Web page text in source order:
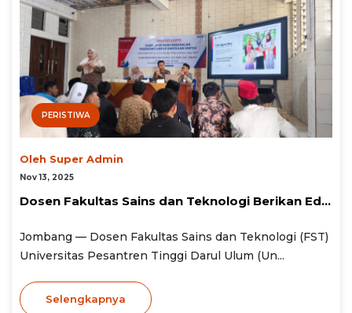
PERISTIWA
Oleh Super Admin
Nov 13, 2025
Dosen Fakultas Sains dan Teknologi Berikan Ed...
Jombang — Dosen Fakultas Sains dan Teknologi (FST)
Universitas Pesantren Tinggi Darul Ulum (Un...
Selengkapnya